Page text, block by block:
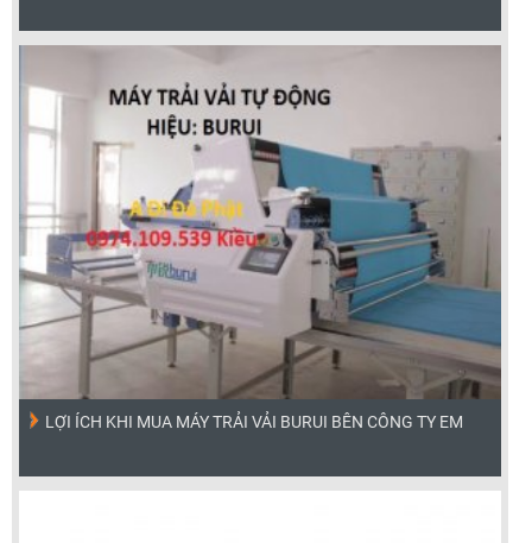
LỢI ÍCH KHI MUA MÁY TRẢI VẢI BURUI BÊN CÔNG TY EM